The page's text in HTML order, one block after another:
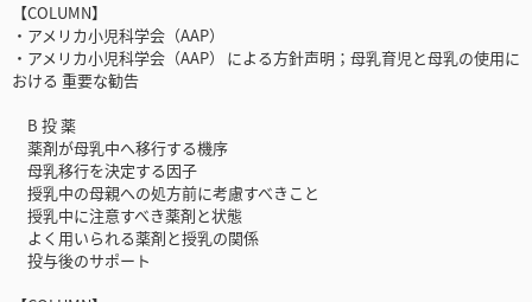
【COLUMN】
・アメリカ小児科学会（AAP）
・アメリカ小児科学会（AAP） による方針声明；母乳育児と母乳の使用に
おける 重要な勧告
B 投 薬
薬剤が母乳中へ移行する機序
母乳移行を決定する因子
授乳中の母親への処方前に考慮すべきこと
授乳中に注意すべき薬剤と状態
よく用いられる薬剤と授乳の関係
投与後のサポート